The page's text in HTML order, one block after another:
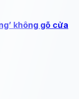
không gõ cửa